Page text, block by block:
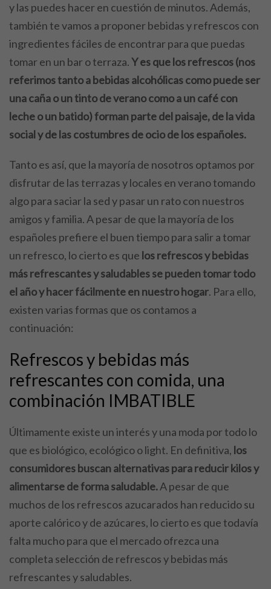
y las puedes hacer en cuestión de minutos. Además,
también te vamos a proponer bebidas y refrescos con
ingredientes fáciles de encontrar para que puedas
tomar en un bar o terraza.Y es que los refrescos (nos
referimos tanto a bebidas alcohólicas como puede ser
una caña o un tinto de verano como a un café con
leche o un batido) forman parte del paisaje, de la vida
social y de las costumbres de ocio de los españoles.
Tanto es así, que la mayoría de nosotros optamos por
disfrutar de las terrazas y locales en verano tomando
algo para saciar la sed y pasar un rato con nuestros
amigos y familia. A pesar de que la mayoría de los
españoles prefiere el buen tiempo para salir a tomar
un refresco, lo cierto es que los refrescos y bebidas
más refrescantes y saludables se pueden tomar todo
el año y hacer fácilmente en nuestro hogar. Para ello,
existen varias formas que os contamos a
continuación:
Refrescos y bebidas más
refrescantes con comida, una
combinación IMBATIBLE
Últimamente existe un interés y una moda por todo lo
que es biológico, ecológico o light. En definitiva, los
consumidores buscan alternativas para reducir kilos y
alimentarse de forma saludable.A pesar de que
muchos de los refrescos azucarados han reducido su
aporte calórico y de azúcares, lo cierto es que todavía
falta mucho para que el mercado ofrezca una
completa selección de refrescos y bebidas más
refrescantes y saludables.